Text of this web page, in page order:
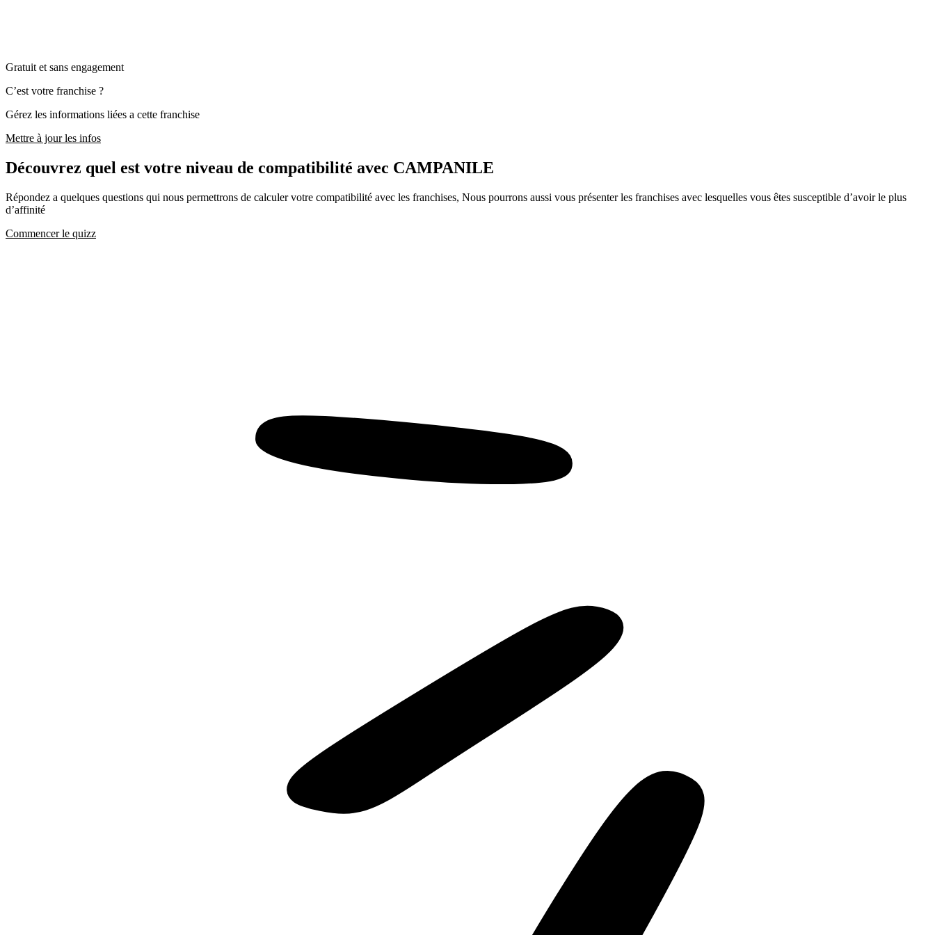
Gratuit et sans engagement
C’est votre franchise ?
Gérez les informations liées a cette franchise
Mettre à jour les infos
Découvrez quel est votre niveau de compatibilité avec CAMPANILE
Répondez a quelques questions qui nous permettrons de calculer votre compatibilité avec les franchises, Nous pourrons aussi vous présenter les franchises avec lesquelles vous êtes susceptible d’avoir le plus
d’affinité
Commencer le quizz